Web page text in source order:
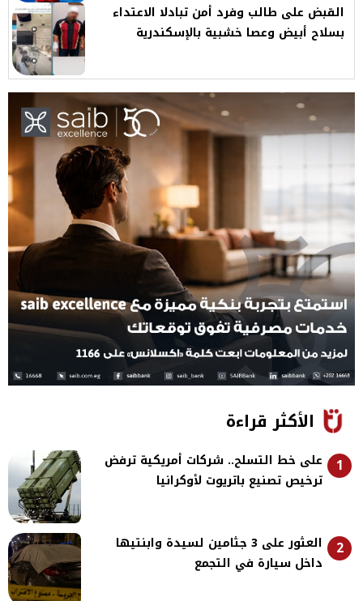
القبض على طالب وفرد أمن تبادلا الاعتداء
بسلاح أبيض وعصا خشبية بالإسكندرية
الأكثر قراءة
1
على خط التسلح.. شركات أمريكية ترفض
ترخيص تصنيع باتريوت لأوكرانيا
2
العثور على 3 جثامين لسيدة وابنتيها
داخل سيارة في التجمع